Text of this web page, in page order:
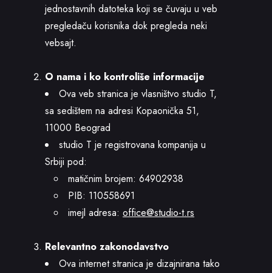
jednostavnih datoteka koji se čuvaju u veb
pregledaču korisnika dok pregleda neki
vebsajt.
O nama i ko kontroliše informacije
Ova veb stranica je vlasništvo studio T,
sa sedištem na adresi Kopaonička 51,
11000 Beograd
studio T je registrovana kompanija u
Srbiji pod:
matičnim brojem: 64902938
PIB: 110558691
imejl adresa: office@studio-t.rs
Relevantno zakonodavstvo
Ova internet stranica je dizajnirana tako